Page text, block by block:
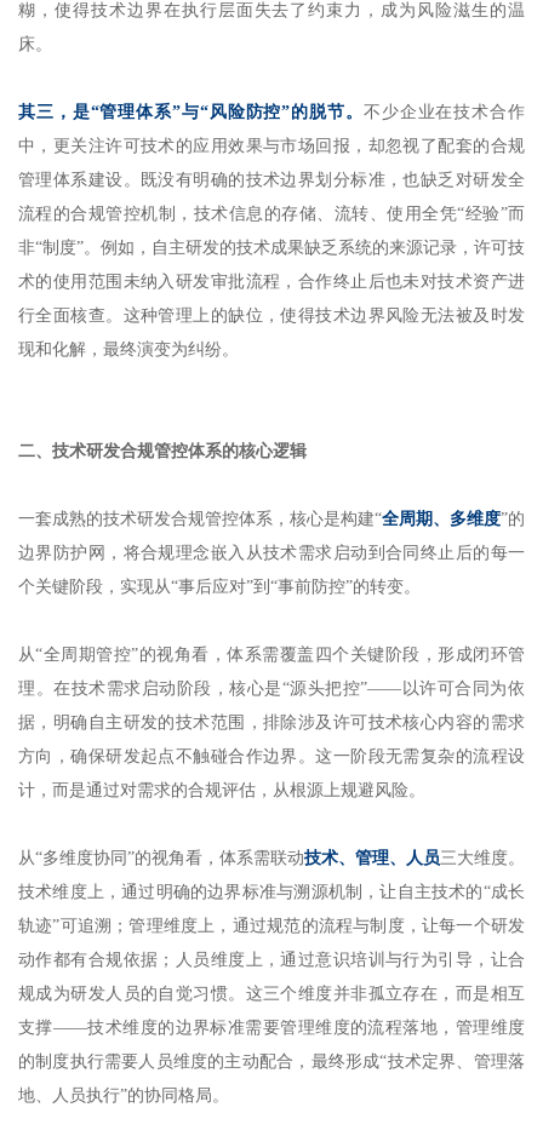
糊，使得技术边界在执行层面失去了约束力，成为风险滋生的温
床。
其三，是“管理体系”与“风险防控”的脱节。 不少企业在技术合作
中，更关注许可技术的应用效果与市场回报，却忽视了配套的合规
管理体系建设。既没有明确的技术边界划分标准，也缺乏对研发全
流程的合规管控机制，技术信息的存储、流转、使用全凭“经验”而
非“制度”。例如，自主研发的技术成果缺乏系统的来源记录，许可技
术的使用范围未纳入研发审批流程，合作终止后也未对技术资产进
行全面核查。这种管理上的缺位，使得技术边界风险无法被及时发
现和化解，最终演变为纠纷。
二、技术研发合规管控体系的核心逻辑
一套成熟的技术研发合规管控体系，核心是构建“全周期、多维度”的
边界防护网，将合规理念嵌入从技术需求启动到合同终止后的每一
个关键阶段，实现从“事后应对”到“事前防控”的转变。
从“全周期管控”的视角看，体系需覆盖四个关键阶段，形成闭环管
理。在技术需求启动阶段，核心是“源头把控”——以许可合同为依
据，明确自主研发的技术范围，排除涉及许可技术核心内容的需求
方向，确保研发起点不触碰合作边界。这一阶段无需复杂的流程设
计，而是通过对需求的合规评估，从根源上规避风险。
从“多维度协同”的视角看，体系需联动技术、管理、人员三大维度。
技术维度上，通过明确的边界标准与溯源机制，让自主技术的“成长
轨迹”可追溯；管理维度上，通过规范的流程与制度，让每一个研发
动作都有合规依据；人员维度上，通过意识培训与行为引导，让合
规成为研发人员的自觉习惯。这三个维度并非孤立存在，而是相互
支撑——技术维度的边界标准需要管理维度的流程落地，管理维度
的制度执行需要人员维度的主动配合，最终形成“技术定界、管理落
地、人员执行”的协同格局。